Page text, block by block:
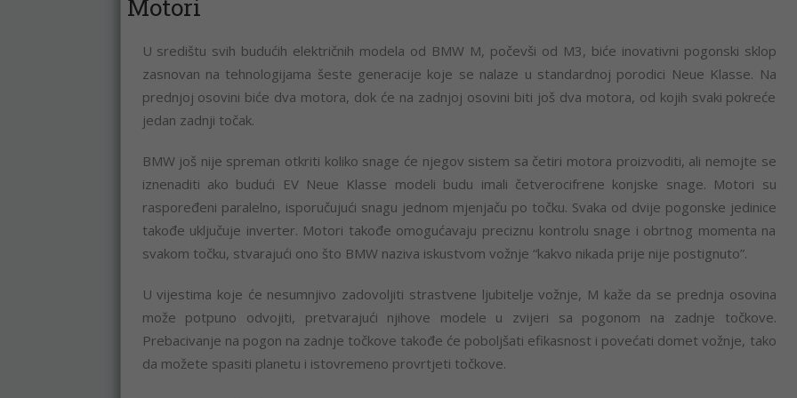
Motori
U središtu svih budućih električnih modela od BMW M, počevši od M3, biće inovativni pogonski sklop
zasnovan na tehnologijama šeste generacije koje se nalaze u standardnoj porodici Neue Klasse. Na
prednjoj osovini biće dva motora, dok će na zadnjoj osovini biti još dva motora, od kojih svaki pokreće
jedan zadnji točak.
BMW još nije spreman otkriti koliko snage će njegov sistem sa četiri motora proizvoditi, ali nemojte se
iznenaditi ako budući EV Neue Klasse modeli budu imali četverocifrene konjske snage. Motori su
raspoređeni paralelno, isporučujući snagu jednom mjenjaču po točku. Svaka od dvije pogonske jedinice
takođe uključuje inverter. Motori takođe omogućavaju preciznu kontrolu snage i obrtnog momenta na
svakom točku, stvarajući ono što BMW naziva iskustvom vožnje “kakvo nikada prije nije postignuto”.
U vijestima koje će nesumnjivo zadovoljiti strastvene ljubitelje vožnje, M kaže da se prednja osovina
može potpuno odvojiti, pretvarajući njihove modele u zvijeri sa pogonom na zadnje točkove.
Prebacivanje na pogon na zadnje točkove takođe će poboljšati efikasnost i povećati domet vožnje, tako
da možete spasiti planetu i istovremeno provrtjeti točkove.